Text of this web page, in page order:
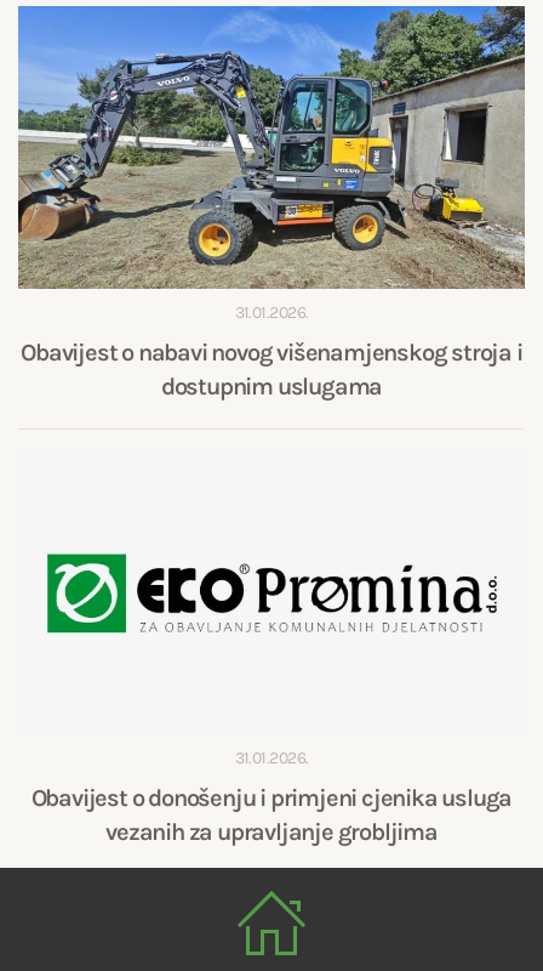
31.01.2026.
Obavijest o nabavi novog višenamjenskog stroja i
dostupnim uslugama
31.01.2026.
Obavijest o donošenju i primjeni cjenika usluga
vezanih za upravljanje grobljima